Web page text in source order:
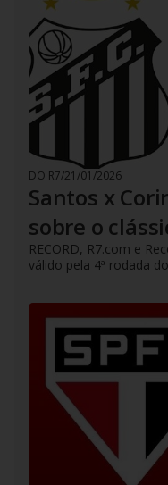
DO R7/21/01/2026
Santos x
sobre o
RECORD, R7.com e
válido pela 4ª rodada